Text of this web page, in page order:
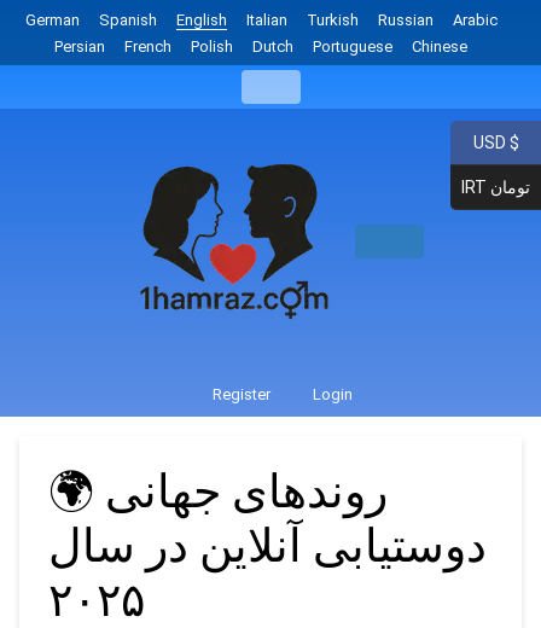
German Spanish English Italian Turkish Russian
Arabic
Persian
French Polish Dutch Portuguese Chinese
Register Login
🌍 روندهای جهانی
دوستیابی آنلاین در سال
۲۰۲۵
USD $
IRT تومان